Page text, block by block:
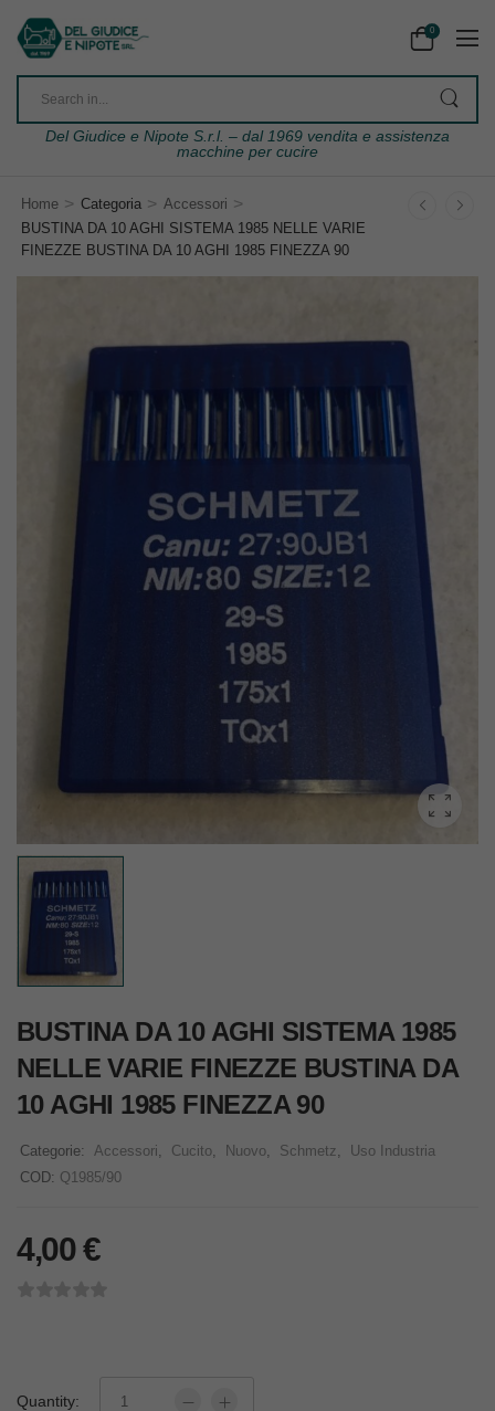
0
Del Giudice e Nipote S.r.l. – dal 1969 vendita e assistenza
macchine per cucire
Home > Categoria > Accessori >
BUSTINA DA 10 AGHI SISTEMA 1985 NELLE VARIE
FINEZZE BUSTINA DA 10 AGHI 1985 FINEZZA 90
BUSTINA DA 10 AGHI SISTEMA 1985
NELLE VARIE FINEZZE BUSTINA DA
10 AGHI 1985 FINEZZA 90
Categorie: Accessori, Cucito, Nuovo, Schmetz,
Uso Industria
COD: Q1985/90
4,00€
Quantity: